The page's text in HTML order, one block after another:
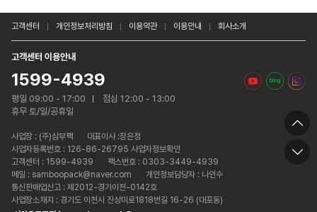
고객센터 개인정보처리방침 이용약관 이용안내 회사소개
고객센터 이용안내
1599-4939
평일 09:00 - 17:00
점심 12:00 - 13:00
휴무 토/일/공휴일
사업장 : (주)삼부팩
대표이사 :장은정
사업자등록번호 : 126-86-26795 사업자정보확인
고객센터 : 1599-4939
팩스번호 : 0303-3449-4939
메일 : samboopack@naver.com
개인정보담당자 : 나인수
통신판매업신고 : 제2012-경기이천-0142호
사업장소재지 : 경기도 이천시 진상미로1818번길 16-26 (대포동)